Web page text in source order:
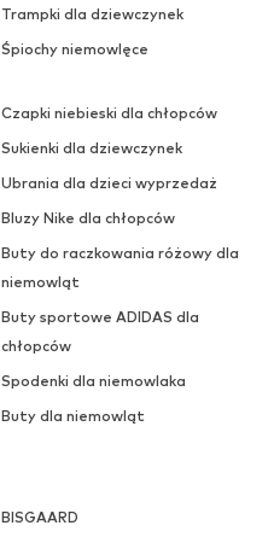
Trampki dla dziewczynek
Śpiochy niemowlęce
Czapki niebieski dla chłopców
Sukienki dla dziewczynek
Ubrania dla dzieci wyprzedaż
Bluzy Nike dla chłopców
Buty do raczkowania różowy dla
niemowląt
Buty sportowe ADIDAS dla
chłopców
Spodenki dla niemowlaka
Buty dla niemowląt
BISGAARD